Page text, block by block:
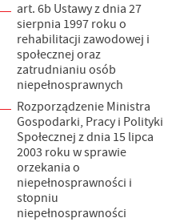
art. 6b Ustawy z dnia 27
sierpnia 1997 roku o
rehabilitacji zawodowej i
społecznej oraz
zatrudnianiu osób
niepełnosprawnych
Rozporządzenie Ministra
Gospodarki, Pracy i Polityki
Społecznej z dnia 15 lipca
2003 roku w sprawie
orzekania o
niepełnosprawności i
stopniu
niepełnosprawności